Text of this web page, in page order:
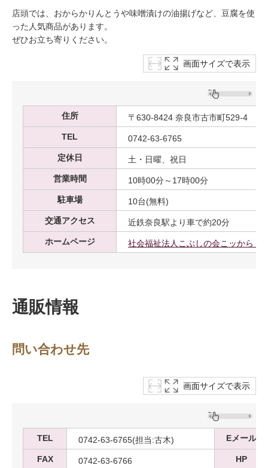
店頭では、おからかりんとうや味噌漬けの油揚げなど、豆腐を使
った人気商品があります。
ぜひお立ち寄りください。
画面サイズで表示
住所
〒630-8424 奈良市古市町529-4
TEL
0742-63-6765
定休日
土・日曜、祝日
営業時間
10時00分～17時00分
駐車場
10台(無料)
交通アクセス
近鉄奈良駅より車で約20分
ホームページ
社会福祉法人こぶしの会こッから
通販情報
問い合わせ先
画面サイズで表示
TEL 0742-63-6765(担当:古木) Eメール
FAX 0742-63-6766 HP